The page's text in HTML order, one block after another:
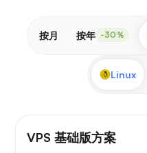
按月 按年 -30％
Linux
VPS 基础版方案